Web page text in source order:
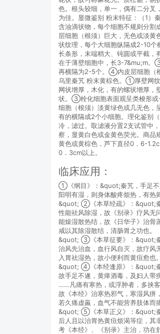
色。根头较细，单一，偶有二分叉
为佳。显微鉴别 粉末特征：（1
含油滴状物，每个细胞不规则分
层细胞（根须）巨大，无色或淡
状纹理，每个大细胞纵隔成2-10
长条形，末端稍大、钝圆或平截
在于薄壁细胞中，长3-7&mu;m。
再横隔为2-5个。④内皮层细胞（
乌里秦艽 粉末黄棕色。①厚壁网
网状增厚，木化，有的螺状增厚
状。③栓化细胞表面观呈类梭形或
细胞（根须）淡黄绿色或几无色，
有的横隔成2个小细胞。理化鉴别
冷，滤过。取滤液分置2支试管中
察，显黄白色或金黄色荧光。商品
黄色或黄棕色，芦下直径0．6-
0．3cm以上。
临床应用：
①《纲目》：&quot;秦艽，手足不
阳明有湿，则身体酸疼烦热，有热
&quot; ②《本草经疏》：&quot;秦
性能祛风除湿，故《别录》疗风无
能燥湿散热结，故《日华子》治骨
咸以其除湿散结，清肠胃之功也。
&quot; ③《本草征要》：&quot;秦
治风先治血，血行风自灭，故疗风
入胃祛湿热，故小便利而黄疸愈也。
&quot; ④《本经逢原》：&quot;秦
故手足不遂，黄瘅酒毒，及妇人带
……凡痛有寒热，或浮肿者，多挟
故《本经》治寒热邪气，寒湿风痹
若久痛虚羸，血气不能营养肢体而
&quot; ⑤《本草正义》：&quot;秦
后人且以治胃热黄疸烦渴等症，其
考《本经》、《别录》主治，功在